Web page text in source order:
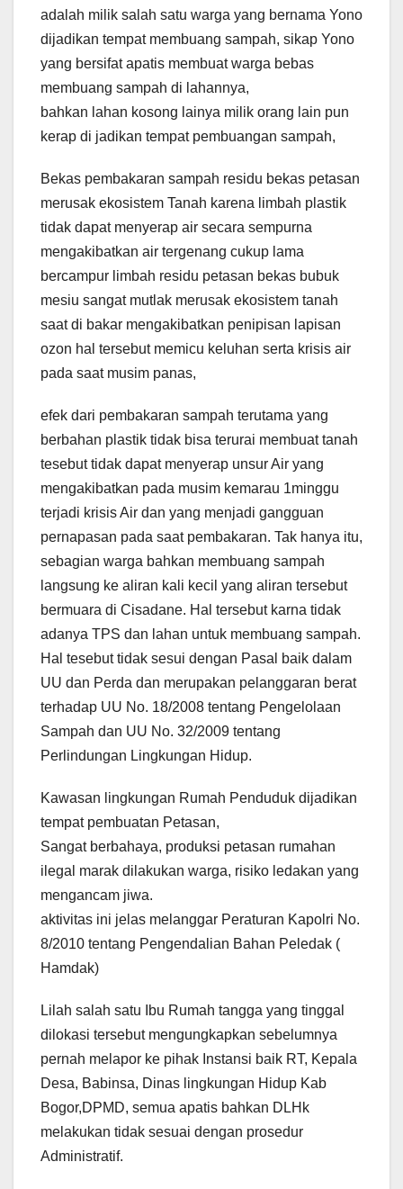
adalah milik salah satu warga yang bernama Yono
dijadikan tempat membuang sampah, sikap Yono
yang bersifat apatis membuat warga bebas
membuang sampah di lahannya,
bahkan lahan kosong lainya milik orang lain pun
kerap di jadikan tempat pembuangan sampah,
Bekas pembakaran sampah residu bekas petasan
merusak ekosistem Tanah karena limbah plastik
tidak dapat menyerap air secara sempurna
mengakibatkan air tergenang cukup lama
bercampur limbah residu petasan bekas bubuk
mesiu sangat mutlak merusak ekosistem tanah
saat di bakar mengakibatkan penipisan lapisan
ozon hal tersebut memicu keluhan serta krisis air
pada saat musim panas,
efek dari pembakaran sampah terutama yang
berbahan plastik tidak bisa terurai membuat tanah
tesebut tidak dapat menyerap unsur Air yang
mengakibatkan pada musim kemarau 1minggu
terjadi krisis Air dan yang menjadi gangguan
pernapasan pada saat pembakaran. Tak hanya itu,
sebagian warga bahkan membuang sampah
langsung ke aliran kali kecil yang aliran tersebut
bermuara di Cisadane. Hal tersebut karna tidak
adanya TPS dan lahan untuk membuang sampah.
Hal tesebut tidak sesui dengan Pasal baik dalam
UU dan Perda dan merupakan pelanggaran berat
terhadap UU No. 18/2008 tentang Pengelolaan
Sampah dan UU No. 32/2009 tentang
Perlindungan Lingkungan Hidup.
Kawasan lingkungan Rumah Penduduk dijadikan
tempat pembuatan Petasan,
Sangat berbahaya, produksi petasan rumahan
ilegal marak dilakukan warga, risiko ledakan yang
mengancam jiwa.
aktivitas ini jelas melanggar Peraturan Kapolri No.
8/2010 tentang Pengendalian Bahan Peledak (
Hamdak)
Lilah salah satu Ibu Rumah tangga yang tinggal
dilokasi tersebut mengungkapkan sebelumnya
pernah melapor ke pihak Instansi baik RT, Kepala
Desa, Babinsa, Dinas lingkungan Hidup Kab
Bogor,DPMD, semua apatis bahkan DLHk
melakukan tidak sesuai dengan prosedur
Administratif.